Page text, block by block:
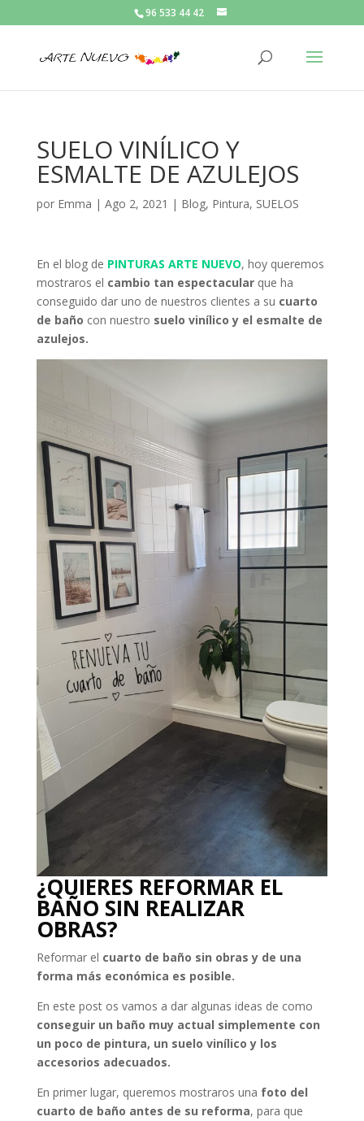
96 533 44 42
SUELO VINÍLICO Y
ESMALTE DE AZULEJOS
por Emma | Ago 2, 2021 | Blog, Pintura, SUELOS
En el blog de PINTURAS ARTE NUEVO, hoy queremos
mostraros el cambio tan espectacularque ha
conseguido dar uno de nuestros clientes a su cuarto
de baño con nuestro suelo vinílico y el esmalte de
azulejos.
¿QUIERES REFORMAR EL
BAÑO SIN REALIZAR
OBRAS?
Reformar el cuarto de baño sin obras y de una
forma más económica es posible.
En este post os vamos a dar algunas ideas de como
conseguir un baño muy actual simplemente con
un poco de pintura, un suelo vinílico y los
accesorios adecuados.
En primer lugar, queremos mostraros una foto del
cuarto de baño antes de su reforma, para que